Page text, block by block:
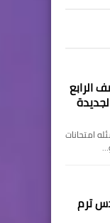
الرابع
امتحانات
ترم